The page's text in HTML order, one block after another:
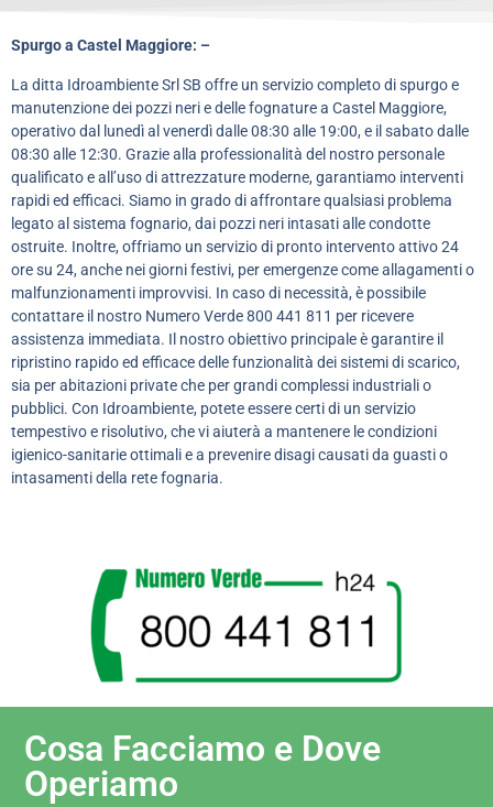
Spurgo a Castel Maggiore: –
La ditta Idroambiente Srl SB offre un servizio completo di spurgo e
manutenzione dei pozzi neri e delle fognature a Castel Maggiore,
operativo dal lunedì al venerdì dalle 08:30 alle 19:00, e il sabato dalle
08:30 alle 12:30. Grazie alla professionalità del nostro personale
qualificato e all’uso di attrezzature moderne, garantiamo interventi
rapidi ed efficaci. Siamo in grado di affrontare qualsiasi problema
legato al sistema fognario, dai pozzi neri intasati alle condotte
ostruite. Inoltre, offriamo un servizio di pronto intervento attivo 24
ore su 24, anche nei giorni festivi, per emergenze come allagamenti o
malfunzionamenti improvvisi. In caso di necessità, è possibile
contattare il nostro Numero Verde 800 441 811 per ricevere
assistenza immediata. Il nostro obiettivo principale è garantire il
ripristino rapido ed efficace delle funzionalità dei sistemi di scarico,
sia per abitazioni private che per grandi complessi industriali o
pubblici. Con Idroambiente, potete essere certi di un servizio
tempestivo e risolutivo, che vi aiuterà a mantenere le condizioni
igienico-sanitarie ottimali e a prevenire disagi causati da guasti o
intasamenti della rete fognaria.
Cosa Facciamo e Dove
Operiamo